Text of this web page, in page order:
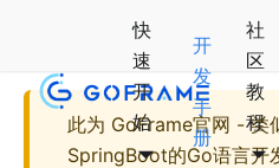
快
速
开
始
开
发
手
册
社
区
教
程
此为 GoFrame官网 - 类
SpringBoot的Go语言开